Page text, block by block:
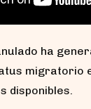
ha
migratorio
disponibles.